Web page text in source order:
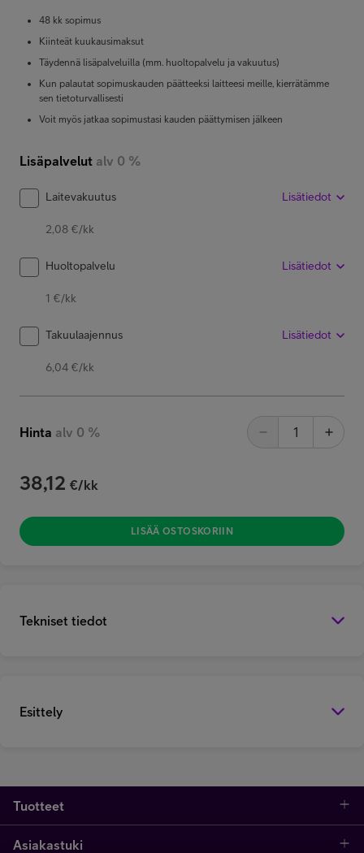
48 kk sopimus
Kiinteät kuukausimaksut
Täydennä lisäpalveluilla (mm. huoltopalvelu ja vakuutus)
Kun palautat sopimuskauden päätteeksi laitteesi meille, kierrätämme
sen tietoturvallisesti
Voit myös jatkaa sopimustasi kauden päättymisen jälkeen
Lisäpalvelut alv 0 %
Laitevakuutus Lisätiedot
2,08 €/kk
Huoltopalvelu Lisätiedot
1 €/kk
Takuulaajennus Lisätiedot
6,04 €/kk
Hinta alv 0 %
38,12 €/kk
LISÄÄ OSTOSKORIIN
Tekniset tiedot
Esittely
Tuotteet
Kauppa
Asiakastuki